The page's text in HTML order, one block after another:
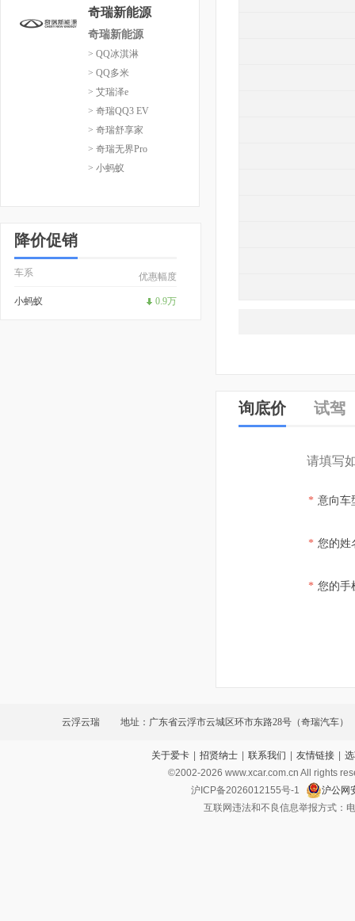
奇瑞新能源
奇瑞新能源
> QQ冰淇淋
> QQ多米
> 艾瑞泽e
> 奇瑞QQ3 EV
> 奇瑞舒享家
> 奇瑞无界Pro
> 小蚂蚁
降价促销
车系 优惠幅度
小蚂蚁 0.9万
询底价 试驾
请填写
* 意向车
* 您的姓
* 您的手
云浮云瑞 地址：广东省云浮市云城区环市东路28号（奇瑞汽车）
关于爱卡 | 招贤纳士 | 联系我们 | 友情链接 |
©2002-2026 www.xcar.com.cn All rights
沪ICP备2026012155号-1
沪公网
互联网违法和不良信息举报方式：